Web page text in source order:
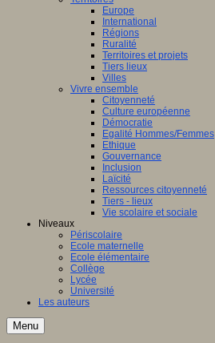
Europe
International
Régions
Ruralité
Territoires et projets
Tiers lieux
Villes
Vivre ensemble
Citoyenneté
Culture européenne
Démocratie
Egalité Hommes/Femmes
Ethique
Gouvernance
Inclusion
Laïcité
Ressources citoyenneté
Tiers - lieux
Vie scolaire et sociale
Niveaux
Périscolaire
Ecole maternelle
Ecole élémentaire
Collège
Lycée
Université
Les auteurs
Menu